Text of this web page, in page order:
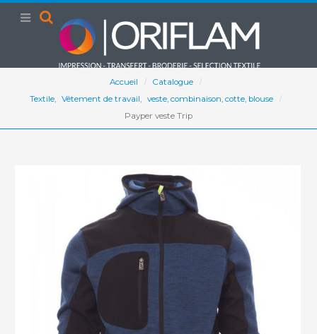
Accueil
Catalogue
Textile, Vêtement de travail, veste, combinaison, cotte, blouse
Payper veste Trip